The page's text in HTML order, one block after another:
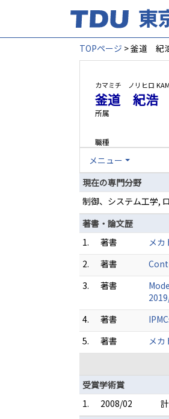
TOPページ > 釜道 紀
カマミチ ノリヒロ
釜道 紀浩
所属
職種
メニュー
現在の専門分野
制御、システム工学,
著書・論文歴
1.
著書
メカ
2.
著書
3.
著書
4.
著書
5.
著書
メカ
受賞学術賞
1.
2008/02